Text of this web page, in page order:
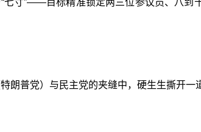
寸”——目标精准锁定两三位参议员、八到
朗普党）与民主党的夹缝中，硬生生撕开一